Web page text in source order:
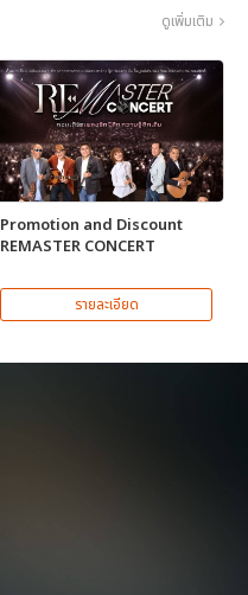
ดูเพิ่มเติม
Promotion and Discount
REMASTER CONCERT
รายละเอียด